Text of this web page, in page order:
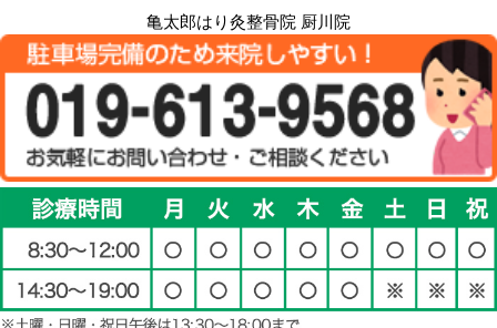
亀太郎はり灸整骨院 厨川院